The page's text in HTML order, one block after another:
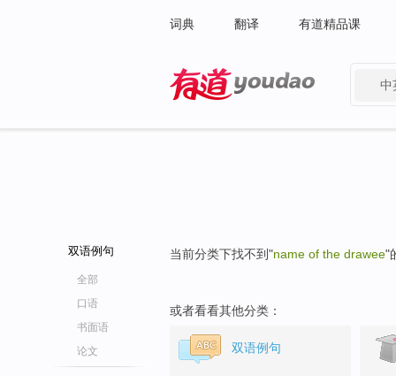
词典 翻译 有道精品课
中
双语例句
全部
口语
书面语
论文
当前分类下找不到"name of the drawee"
或者看看其他分类：
双语例句